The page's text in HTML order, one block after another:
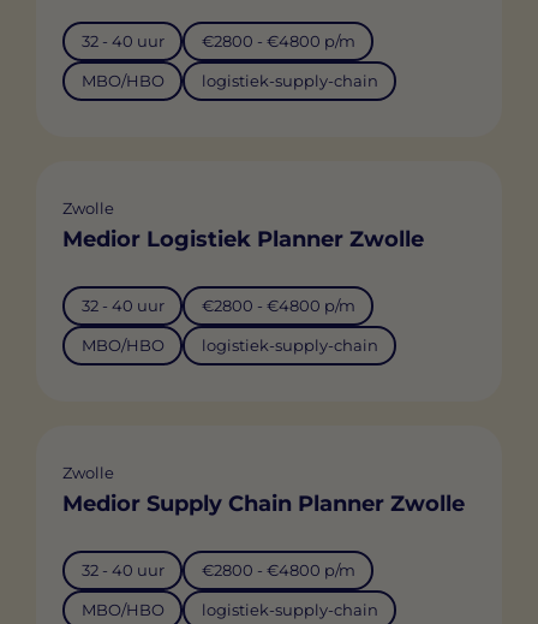
32 - 40 uur €2800 - €4800 p/m
MBO/HBO logistiek-supply-chain
Zwolle
Medior Logistiek Planner Zwolle
32 - 40 uur €2800 - €4800 p/m
MBO/HBO logistiek-supply-chain
Zwolle
Medior Supply Chain Planner Zwolle
32 - 40 uur €2800 - €4800 p/m
MBO/HBO logistiek-supply-chain